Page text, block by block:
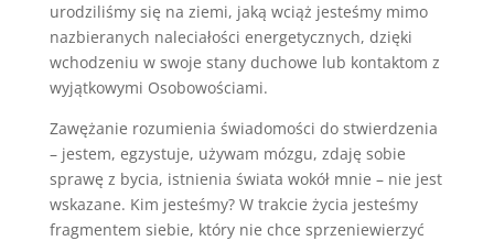
urodziliśmy się na ziemi, jaką wciąż jesteśmy mimo
nazbieranych naleciałości energetycznych, dzięki
wchodzeniu w swoje stany duchowe lub kontaktom z
wyjątkowymi Osobowościami.
Zawężanie rozumienia świadomości do stwierdzenia
– jestem, egzystuje, używam mózgu, zdaję sobie
sprawę z bycia, istnienia świata wokół mnie – nie jest
wskazane. Kim jesteśmy? W trakcie życia jesteśmy
fragmentem siebie, który nie chce sprzeniewierzyć